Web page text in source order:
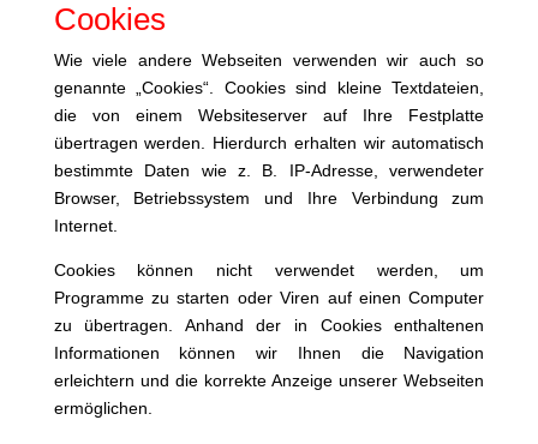
Cookies
Wie viele andere Webseiten verwenden wir auch so
genannte „Cookies“. Cookies sind kleine Textdateien,
die von einem Websiteserver auf Ihre Festplatte
übertragen werden. Hierdurch erhalten wir automatisch
bestimmte Daten wie z. B. IP-Adresse, verwendeter
Browser, Betriebssystem und Ihre Verbindung zum
Internet.
Cookies können nicht verwendet werden, um
Programme zu starten oder Viren auf einen Computer
zu übertragen. Anhand der in Cookies enthaltenen
Informationen können wir Ihnen die Navigation
erleichtern und die korrekte Anzeige unserer Webseiten
ermöglichen.